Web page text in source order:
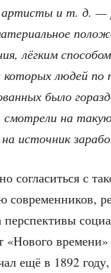
арти­сты и т. д. —
лёг­ким
кото­рых людей по
было
смот­ре­ли на
источ­ник
согла­сить­ся с
совре­мен­ни­ков,
пер­спек­ти­вы
«Ново­го
ещё в 1892 году,